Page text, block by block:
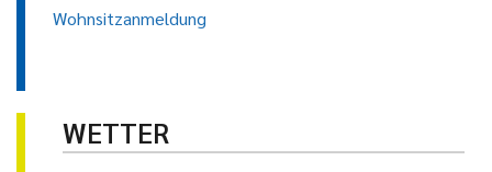
Wohnsitzanmeldung
WETTER